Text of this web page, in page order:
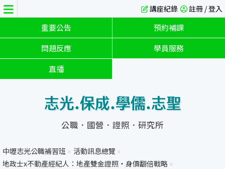
註冊 / 登入
講座紀錄
重要公告
預約補課
問題反應
學員服務
直播
志光.保成.學儒.志聖
公職．國營．證照．研究所
中壢志光公職補習班 » 活動訊息總覽 »
地政士x不動產經紀人：地產雙金證照・身價翻倍戰略 »